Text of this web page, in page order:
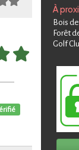
À
Bois
Forêt
Golf